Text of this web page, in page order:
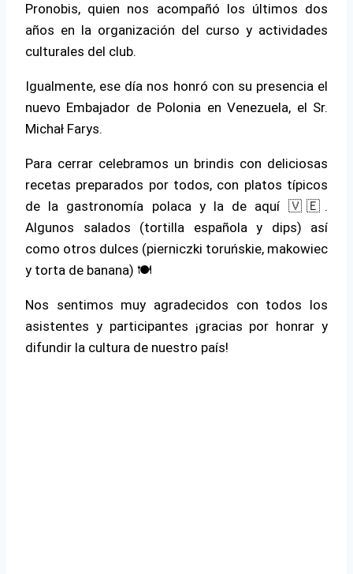
Pronobis, quien nos acompañó los últimos dos
años en la organización del curso y actividades
culturales del club.
Igualmente, ese día nos honró con su presencia el
nuevo Embajador de Polonia en Venezuela, el Sr.
Michał Farys.
Para cerrar celebramos un brindis con deliciosas
recetas preparados por todos, con platos típicos
de la gastronomía polaca y la de aquí 🇻🇪.
Algunos salados (tortilla española y dips) así
como otros dulces (pierniczki toruńskie, makowiec
y torta de banana) 🍽️
Nos sentimos muy agradecidos con todos los
asistentes y participantes ¡gracias por honrar y
difundir la cultura de nuestro país!